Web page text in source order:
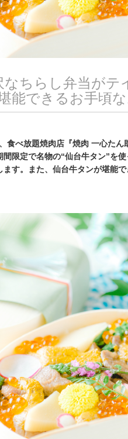
なちらし弁当がテ
能できるお手頃な
べ放題焼肉店『焼肉 一心たん
間限定で名物の“仙台牛タン”を
す。また、仙台牛タンが堪能